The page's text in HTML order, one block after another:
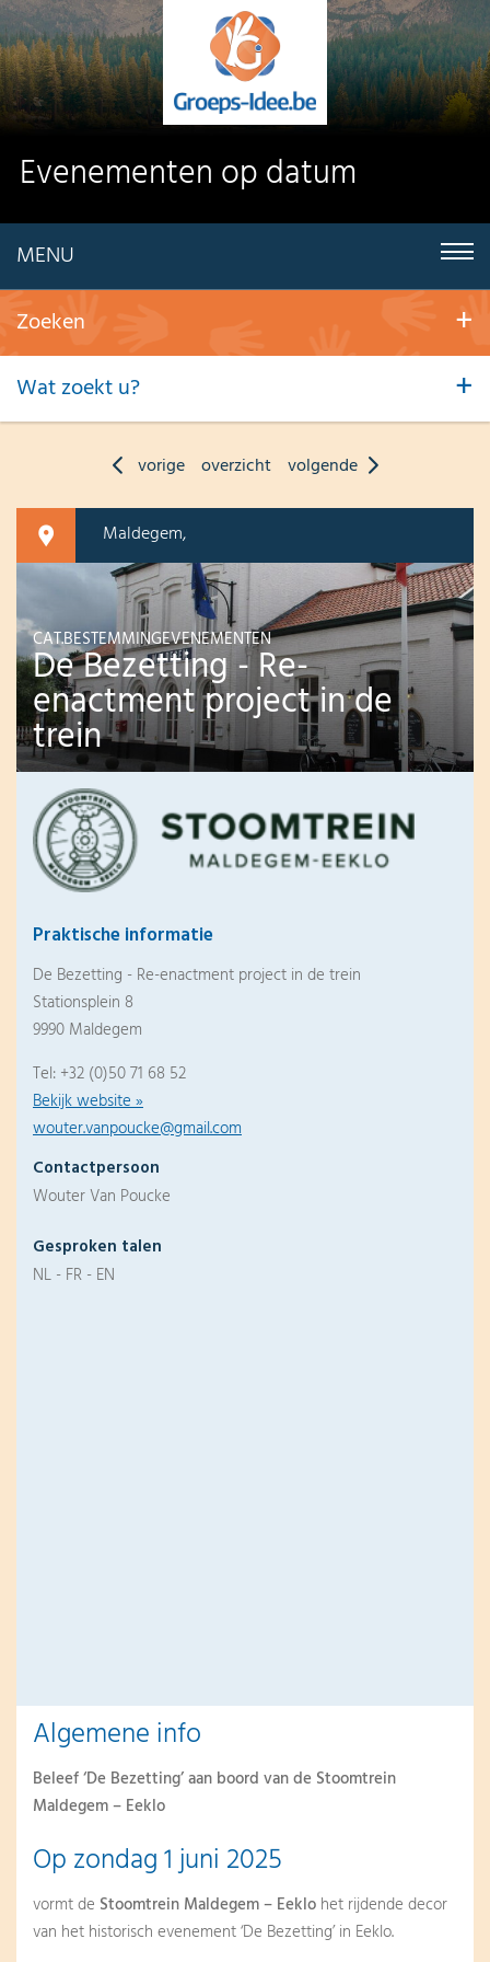
Evenementen op datum
MENU
Zoeken
Wat zoekt u?
vorige overzicht volgende
Maldegem,
CAT.BESTEMMINGEVENEMENTEN
De Bezetting - Re-
enactment project in de
trein
Praktische informatie
De Bezetting - Re-enactment project in de trein
Stationsplein 8
9990 Maldegem
Tel: +32 (0)50 71 68 52
Bekijk website »
wouter.vanpoucke@gmail.com
Contactpersoon
Wouter Van Poucke
Gesproken talen
NL - FR - EN
Algemene info
Beleef ‘De Bezetting’ aan boord van de Stoomtrein
Maldegem – Eeklo
Op zondag 1 juni 2025
vormt de Stoomtrein Maldegem – Eeklo het rijdende decor
van het historisch evenement ‘De Bezetting’ in Eeklo.